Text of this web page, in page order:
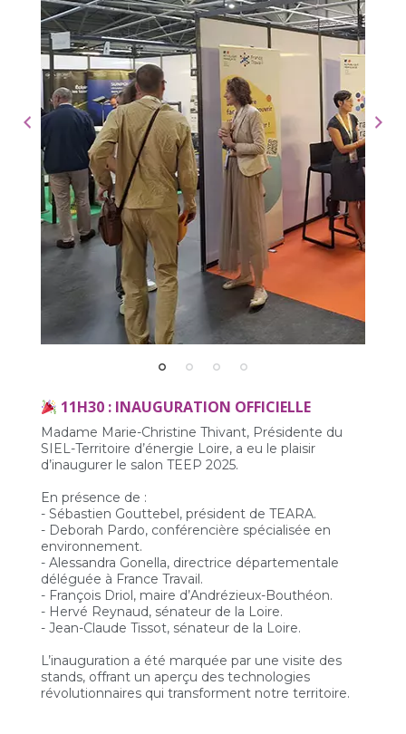
11H30 : INAUGURATION OFFICIELLE
Madame Marie-Christine Thivant, Présidente du
SIEL-Territoire d’énergie Loire, a eu le plaisir
d’inaugurer le salon TEEP 2025.
En présence de :
- Sébastien Gouttebel, président de TEARA.
- Deborah Pardo, conférencière spécialisée en
environnement.
- Alessandra Gonella, directrice départementale
déléguée à France Travail.
- François Driol, maire d’Andrézieux-Bouthéon.
- Hervé Reynaud, sénateur de la Loire.
- Jean-Claude Tissot, sénateur de la Loire.
L’inauguration a été marquée par une visite des
stands, offrant un aperçu des technologies
révolutionnaires qui transforment notre territoire.